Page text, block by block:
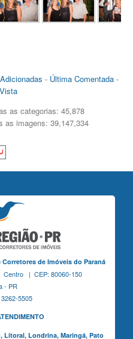
- Última Comentada-
as categorias: 45,878
as imagens: 39,147,334
de Imóveis do Paraná
Centro | CEP: 80060-150
- PR
5505
Litoral, Londrina, Maringá, Pato